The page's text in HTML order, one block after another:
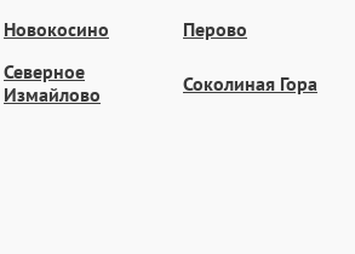
Новокосино Перово
Северное
Измайлово
Соколиная Гора